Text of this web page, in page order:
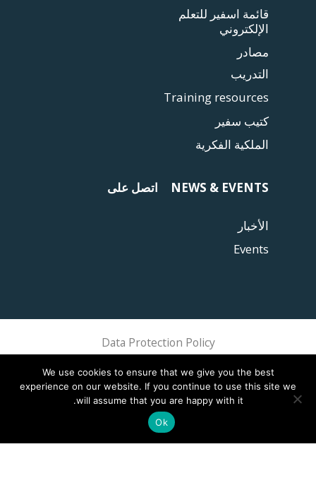
قائمة اسفير للتعلم
الإلكتروني
مصادر
التدريب
Training resources
كتيب سفير
الملكية الفكرية
NEWS & EVENTS
الأخبار
Events
اتصل على
Data Protection Policy
We use cookies to ensure that we give you the best
experience on our website. If you continue to use this site we
will assume that you are happy with it.
Ok